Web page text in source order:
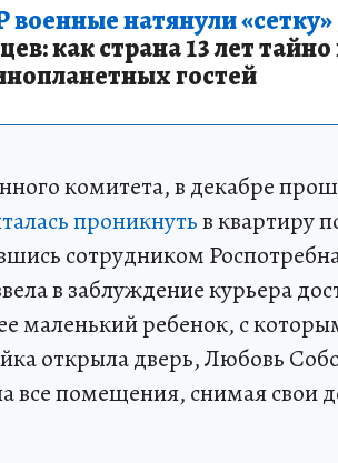
натянули «сетку»
как страна 13 лет тайно
гостей
комитета, в декабре
проникнутьв квартиру
сотрудником
в заблуждение курьера
маленький ребенок, с
открыла дверь, Любовь
все помещения, снимая свои